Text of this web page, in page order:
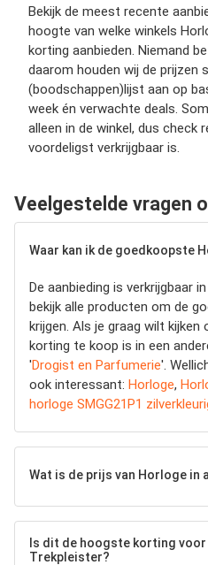
Bekijk de meest recente
hoogte van welke winkels
korting aanbieden. Niemand
daarom houden wij de prijzen
(boodschappen)lijst aan op
week én verwachte deals.
alleen in de winkel, dus check
voordeligst verkrijgbaar is.
Veelgestelde vragen
Waar kan ik de goedkoopste
De aanbieding is verkrijgbaar
bekijk alle producten om de
krijgen. Als je graag wilt
korting te koop is in een
'Drogist en Parfumerie'.
ook interessant: Horloge,
horloge SMGG21P1
Wat is de prijs van Horloge in
Is dit de hoogste korting
Trekpleister?